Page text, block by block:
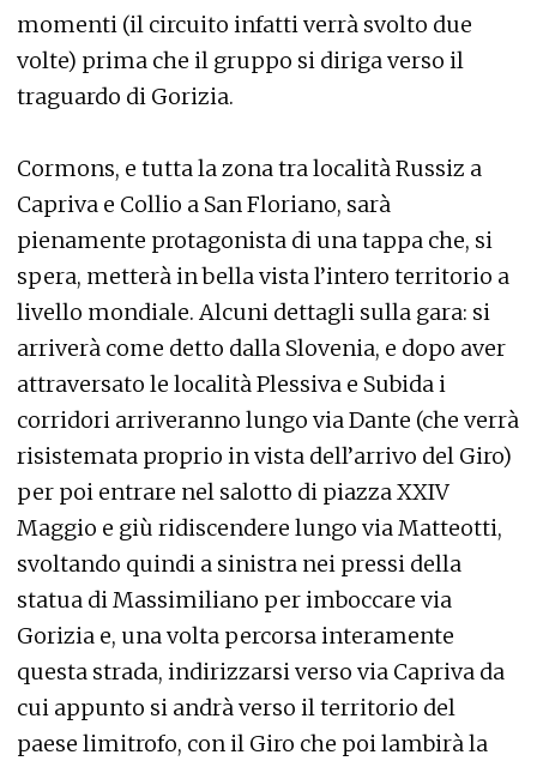
momenti (il circuito infatti verrà svolto due
volte) prima che il gruppo si diriga verso il
traguardo di Gorizia.
Cormons, e tutta la zona tra località Russiz a
Capriva e Collio a San Floriano, sarà
pienamente protagonista di una tappa che, si
spera, metterà in bella vista l’intero territorio a
livello mondiale. Alcuni dettagli sulla gara: si
arriverà come detto dalla Slovenia, e dopo aver
attraversato le località Plessiva e Subida i
corridori arriveranno lungo via Dante (che verrà
risistemata proprio in vista dell’arrivo del Giro)
per poi entrare nel salotto di piazza XXIV
Maggio e giù ridiscendere lungo via Matteotti,
svoltando quindi a sinistra nei pressi della
statua di Massimiliano per imboccare via
Gorizia e, una volta percorsa interamente
questa strada, indirizzarsi verso via Capriva da
cui appunto si andrà verso il territorio del
paese limitrofo, con il Giro che poi lambirà la